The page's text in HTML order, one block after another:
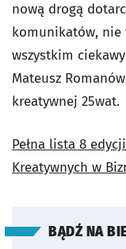
nową drogą
komunikatów, nie
wszystkim
Mateusz
kreatywnej 25wat.
Pełna lista 8
Kreatywnych w
BĄDŹ NA